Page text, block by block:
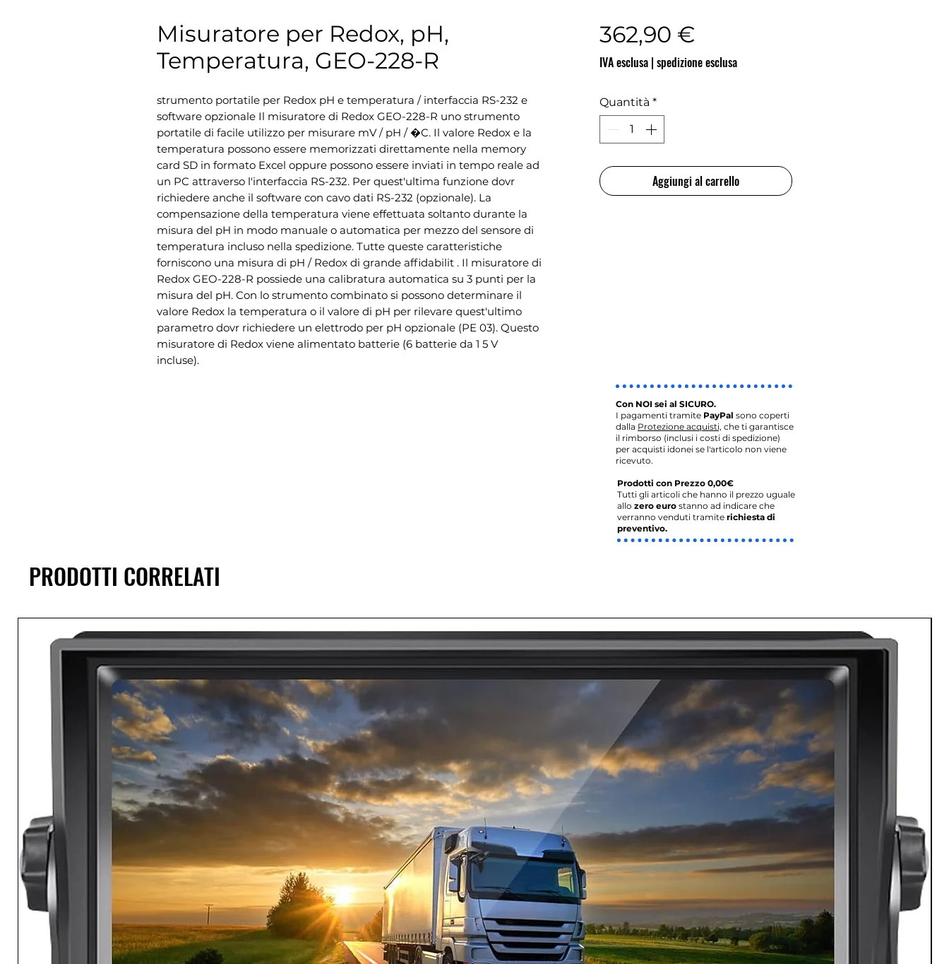
Misuratore per Redox, pH,
Temperatura, GEO-228-R
strumento portatile per Redox pH e temperatura / interfaccia RS-232 e
software opzionale Il misuratore di Redox GEO-228-R uno strumento
portatile di facile utilizzo per misurare mV / pH / �C. Il valore Redox e la
temperatura possono essere memorizzati direttamente nella memory
card SD in formato Excel oppure possono essere inviati in tempo reale ad
un PC attraverso l'interfaccia RS-232. Per quest'ultima funzione dovr
richiedere anche il software con cavo dati RS-232 (opzionale). La
compensazione della temperatura viene effettuata soltanto durante la
misura del pH in modo manuale o automatica per mezzo del sensore di
temperatura incluso nella spedizione. Tutte queste caratteristiche
forniscono una misura di pH / Redox di grande affidabilit . Il misuratore di
Redox GEO-228-R possiede una calibratura automatica su 3 punti per la
misura del pH. Con lo strumento combinato si possono determinare il
valore Redox la temperatura o il valore di pH per rilevare quest'ultimo
parametro dovr richiedere un elettrodo per pH opzionale (PE 03). Questo
misuratore di Redox viene alimentato batterie (6 batterie da 1 5 V
incluse).
362,90 €
IVA esclusa| spedizione esclusa
Quantità *
Aggiungi al carrello
Con NOI sei al SICURO.
I pagamenti tramite PayPal sono coperti
dalla Protezione acquisti, che ti garantisce
il rimborso (inclusi i costi di spedizione)
per acquisti idonei se l'articolo non viene
ricevuto.
Prodotti con Prezzo 0,00€
Tutti gli articoli che hanno il prezzo uguale
allo zero euro stanno ad indicare che
verranno venduti tramite richiesta di
preventivo.
PRODOTTI CORRELATI